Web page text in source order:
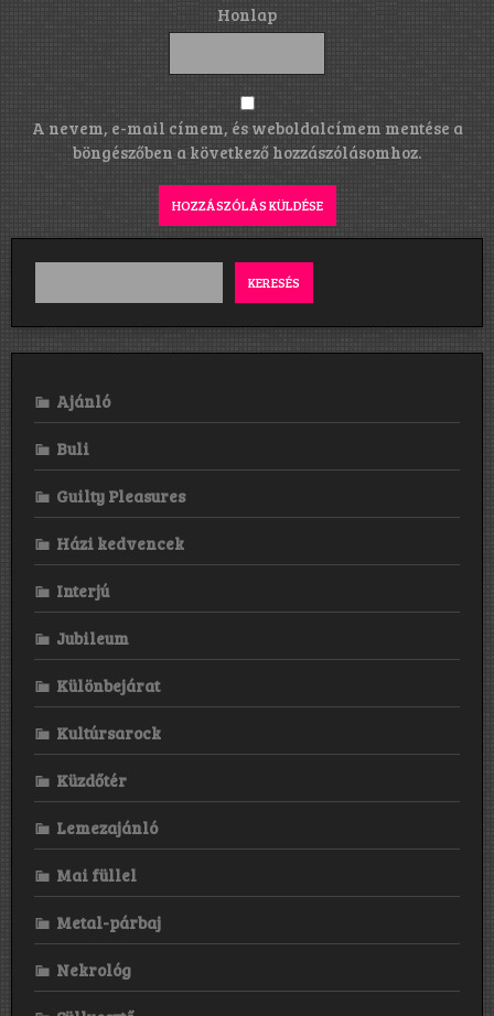
Honlap
A nevem, e-mail címem, és weboldalcímem mentése a
böngészőben a következő hozzászólásomhoz.
KERESÉS
Ajánló
Buli
Guilty Pleasures
Házi kedvencek
Interjú
Jubileum
Különbejárat
Kultúrsarock
Küzdőtér
Lemezajánló
Mai füllel
Metal-párbaj
Nekrológ